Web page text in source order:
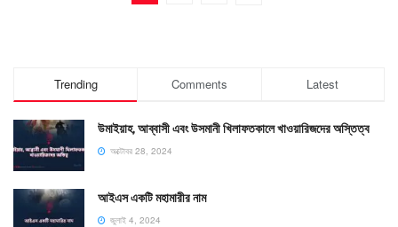
Trending Comments Latest
উমাইয়াহ, আব্বাসী এবং উসমানী খিলাফতকালে খাওয়ারিজদের অস্তিত্ব
অক্টোবর 28, 2024
আইএস একটি মহামারীর নাম
জুলাই 4, 2024